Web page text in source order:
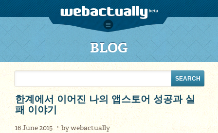
BLOG
한계에서 이어진 나의 앱스토어 성공과 실
패 이야기
16 June 2015 bywebactually